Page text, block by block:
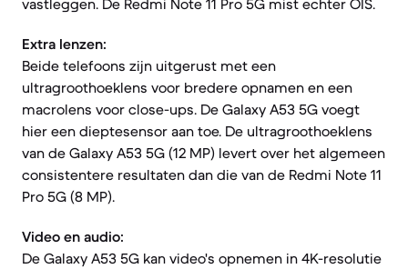
vastleggen. De Redmi Note 11 Pro 5G mist echter OIS.
Extra lenzen:
Beide telefoons zijn uitgerust met een
ultragroothoeklens voor bredere opnamen en een
macrolens voor close-ups. De Galaxy A53 5G voegt
hier een dieptesensor aan toe. De ultragroothoeklens
van de Galaxy A53 5G (12 MP) levert over het algemeen
consistentere resultaten dan die van de Redmi Note 11
Pro 5G (8 MP).
Video en audio:
De Galaxy A53 5G kan video's opnemen in 4K-resolutie